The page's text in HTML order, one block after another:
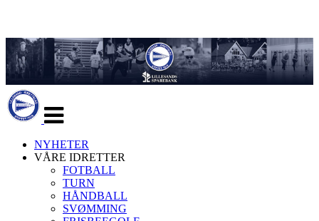
navigasjon
NYHETER
VÅRE IDRETTER
FOTBALL
TURN
HÅNDBALL
SVØMMING